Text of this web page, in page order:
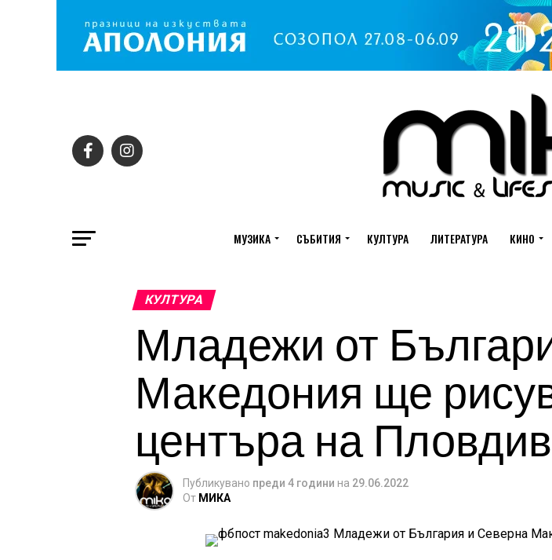
МУЗИКА СЪБИТИЯ КУЛТУРА ЛИТЕРАТУРА КИНО
КУЛТУРА
Младежи от
Македония ще
центъра на Пловдив
Публикувано преди 4 години на 29.06.2022
От МИКА